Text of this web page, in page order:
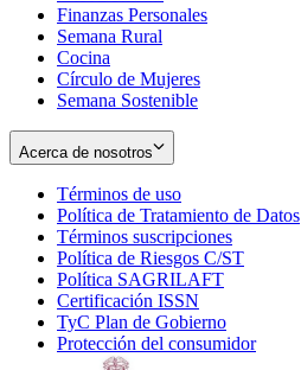
Finanzas Personales
Semana Rural
Cocina
Círculo de Mujeres
Semana Sostenible
Acerca de nosotros
Términos de uso
in
new
window
Política de Tratamiento de Datos
Términos suscripciones
in
Política de Riesgos C/ST
Política SAGRILAFT
new
window
Certificación ISSN
in
new
TyC Plan de Gobierno
in
Protección del consumidorOpens